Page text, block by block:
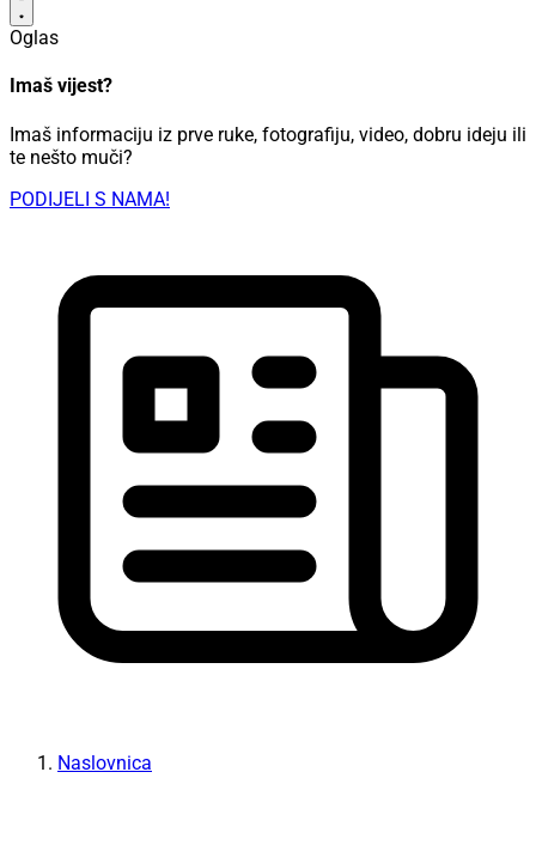
Oglas
Imaš vijest?
Imaš informaciju iz prve ruke, fotografiju, video, dobru ideju ili
te nešto muči?
PODIJELI S NAMA!
Naslovnica